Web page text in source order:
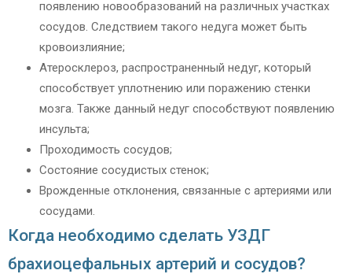
появлению новообразований на различных участках
сосудов. Следствием такого недуга может быть
кровоизлияние;
Атеросклероз, распространенный недуг, который
способствует уплотнению или поражению стенки
мозга. Также данный недуг способствуют появлению
инсульта;
Проходимость сосудов;
Состояние сосудистых стенок;
Врожденные отклонения, связанные с артериями или
сосудами.
Когда необходимо сделать УЗДГ
брахиоцефальных артерий и сосудов?